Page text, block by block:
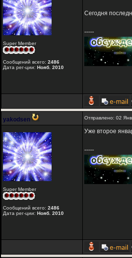
Super Member
Сообщений всего: 2486
Дата рег-ции: Нояб. 2010
Сегодня
-----
yakodsen Отправлено: 02
Super Member
Сообщений всего: 2486
Дата рег-ции: Нояб. 2010
Уже второе
-----